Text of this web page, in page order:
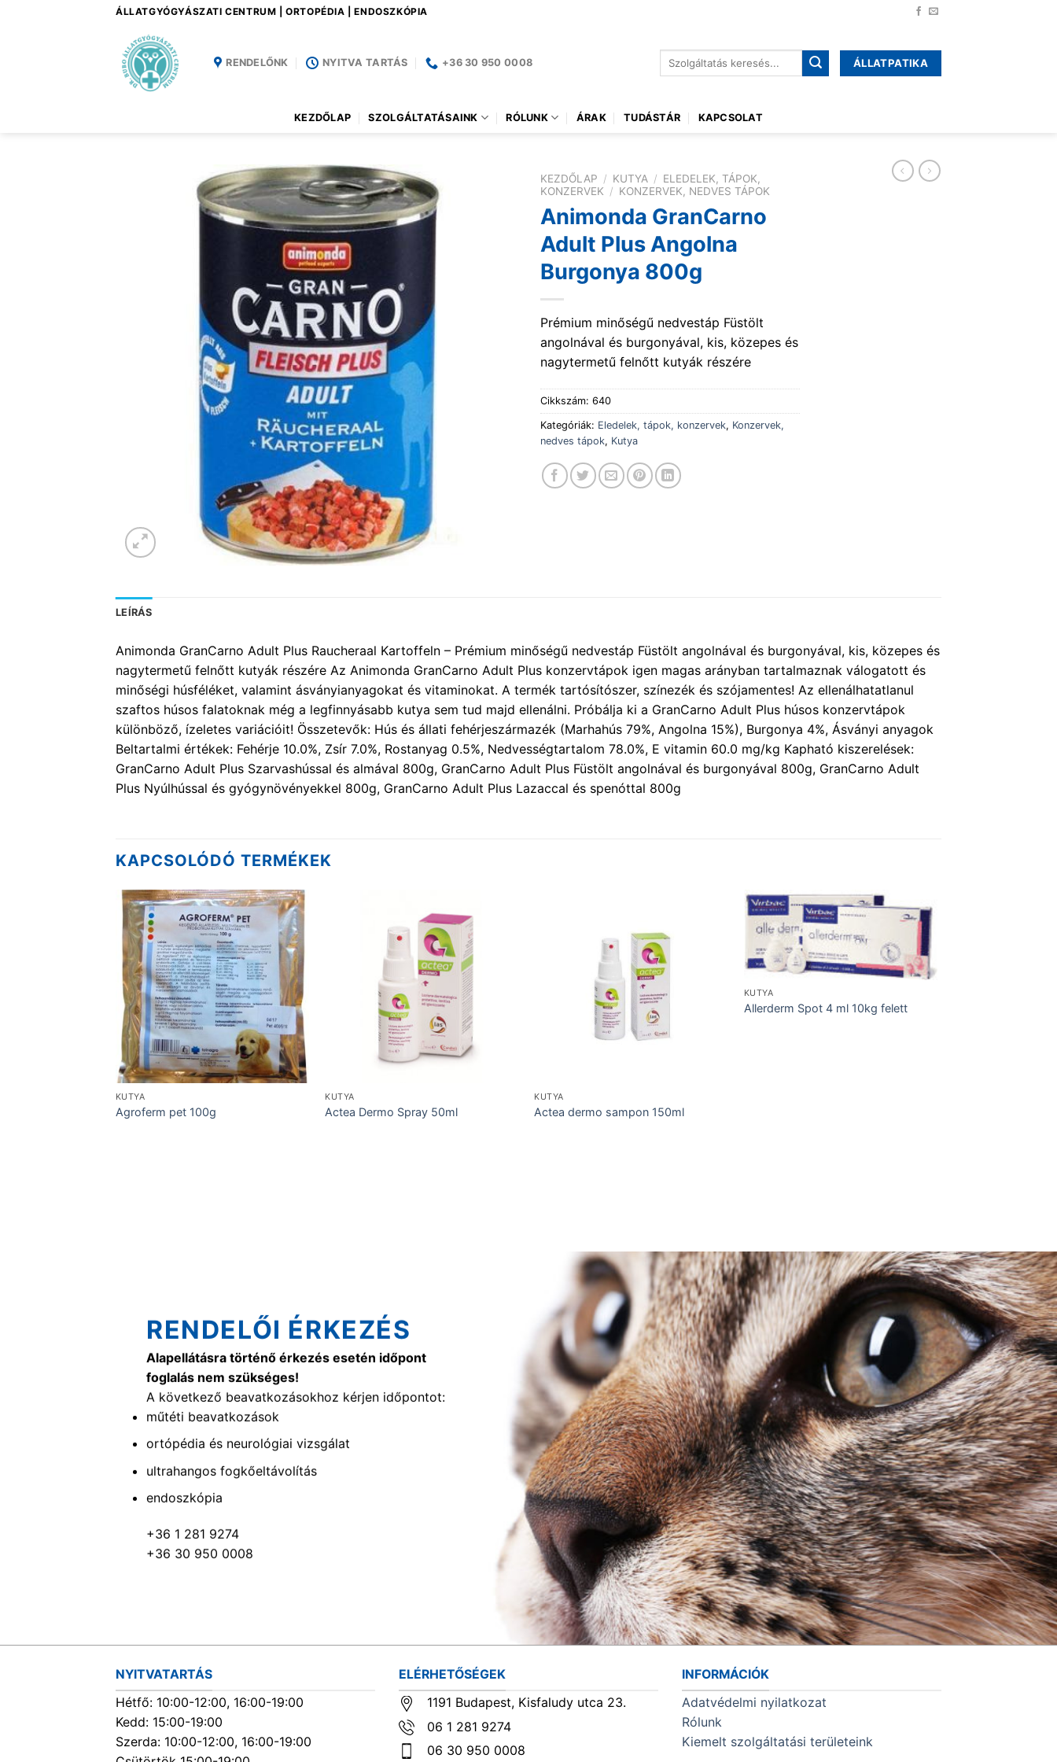
ÁLLATGYÓGYÁSZATI CENTRUM | ORTOPÉDIA | ENDOSZKÓPIA
RENDELŐNK NYITVA TARTÁS +36 30 950 0008
Keresés
ÁLLATPATIKA
KEZDŐLAP SZOLGÁLTATÁSAINK RÓLUNK ÁRAK TUDÁSTÁR KAPCSOLAT
KEZDŐLAP / KUTYA / ELEDELEK, TÁPOK,
KONZERVEK / KONZERVEK, NEDVES TÁPOK
Animonda GranCarno
Adult Plus Angolna
Burgonya 800g
Prémium minőségű nedvestáp Füstölt
angolnával és burgonyával, kis, közepes és
nagytermetű felnőtt kutyák részére
Cikkszám: 640
Kategóriák: Eledelek, tápok, konzervek, Konzervek,
nedves tápok, Kutya
LEÍRÁS
Animonda GranCarno Adult Plus Raucheraal Kartoffeln – Prémium minőségű nedvestáp Füstölt angolnával és burgonyával, kis, közepes és
nagytermetű felnőtt kutyák részére Az Animonda GranCarno Adult Plus konzervtápok igen magas arányban tartalmaznak válogatott és
minőségi húsféléket, valamint ásványianyagokat és vitaminokat. A termék tartósítószer, színezék és szójamentes! Az ellenálhatatlanul
szaftos húsos falatoknak még a legfinnyásabb kutya sem tud majd ellenálni. Próbálja ki a GranCarno Adult Plus húsos konzervtápok
különböző, ízeletes variációit! Összetevők: Hús és állati fehérjeszármazék (Marhahús 79%, Angolna 15%), Burgonya 4%, Ásványi anyagok
Beltartalmi értékek: Fehérje 10.0%, Zsír 7.0%, Rostanyag 0.5%, Nedvességtartalom 78.0%, E vitamin 60.0 mg/kg Kapható kiszerelések:
GranCarno Adult Plus Szarvashússal és almával 800g, GranCarno Adult Plus Füstölt angolnával és burgonyával 800g, GranCarno Adult
Plus Nyúlhússal és gyógynövényekkel 800g, GranCarno Adult Plus Lazaccal és spenóttal 800g
KAPCSOLÓDÓ TERMÉKEK
KUTYA
Agroferm pet 100g
KUTYA
Actea Dermo Spray 50ml
KUTYA
Actea dermo sampon 150ml
KUTYA
Allerderm Spot 4 ml 10kg felett
RENDELŐI ÉRKEZÉS
Alapellátásra történő érkezés esetén időpont
foglalás nem szükséges!
A következő beavatkozásokhoz kérjen időpontot:
műtéti beavatkozások
ortópédia és neurológiai vizsgálat
ultrahangos fogkőeltávolítás
endoszkópia
+36 1 281 9274
+36 30 950 0008
NYITVATARTÁS
Hétfő: 10:00-12:00, 16:00-19:00
Kedd: 15:00-19:00
Szerda: 10:00-12:00, 16:00-19:00
ELÉRHETŐSÉGEK
1191 Budapest, Kisfaludy utca 23.
06 1 281 9274
06 30 950 0008
INFORMÁCIÓK
Adatvédelmi nyilatkozat
Rólunk
Kiemelt szolgáltatási területeink